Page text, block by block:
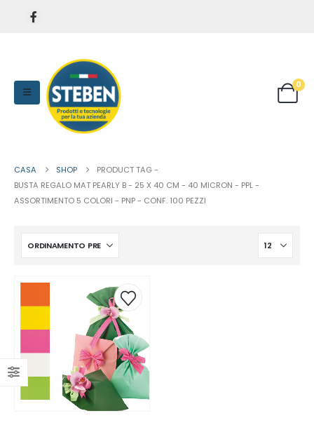
0
CASA SHOP
PRODUCT TAG -
BUSTA REGALO MAT PEARLY B - 25 X 40 CM - 40 MICRON - PPL -
ASSORTIMENTO 5 COLORI - PNP - CONF. 100 PEZZI